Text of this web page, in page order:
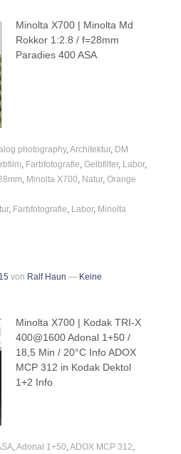
Minolta X700 | Minolta Md
Rokkor 1:2.8 / f=28mm
Paradies 400 ASA
photography,Architektur, DM
, Farbfotografie, Gelbfilter, Labor,
, Minolta X700, Natur, Orange
, Farbfotografie, Labor, Minolta
von Ralf Haun — Keine
Minolta X700 | Kodak TRI-X
400@1600 Adonal 1+50 /
18,5 Min / 20°C Info ADOX
MCP 312 in Kodak Dektol
1+2 Info
,Adonal 1+50,ADOX MCP 312,